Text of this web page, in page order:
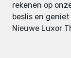
rekenen op
beslis en
Nieuwe Luxor